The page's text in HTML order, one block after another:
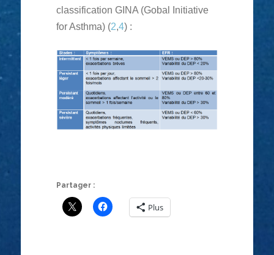
classification GINA (Gobal Initiative
for Asthma) (2,4) :
Partager :
Plus